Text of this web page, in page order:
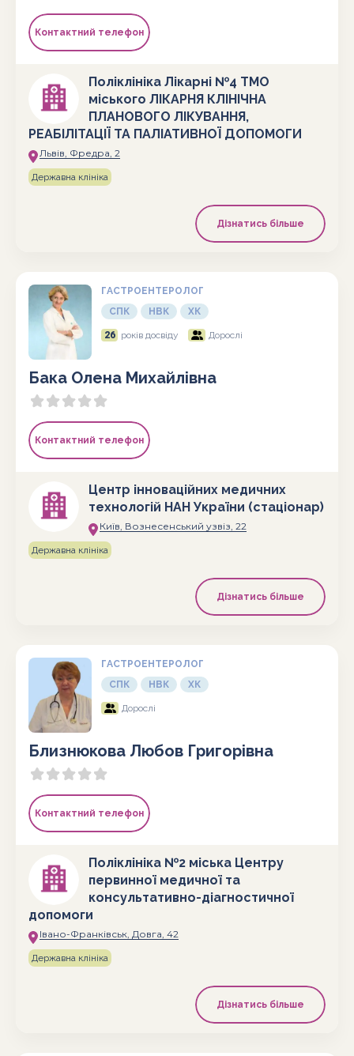
Контактний телефон
Поліклініка Лікарні №4 ТМО
міського ЛІКАРНЯ КЛІНІЧНА
ПЛАНОВОГО ЛІКУВАННЯ,
РЕАБІЛІТАЦІЇ ТА ПАЛІАТИВНОЇ ДОПОМОГИ
Львів, Фредра, 2
Державна клініка
Дізнатись більше
ГАСТРОЕНТЕРОЛОГ
СПК
НВК ХК
26 років досвіду Дорослі
Бака Олена Михайлівна
Контактний телефон
Центр інноваційних медичних
технологій НАН України (стаціонар)
Київ, Вознесенський узвіз, 22
Державна клініка
Дізнатись більше
ГАСТРОЕНТЕРОЛОГ
СПК
НВК ХК
Дорослі
Близнюкова Любов Григорівна
Контактний телефон
Поліклініка №2 міська Центру
первинної медичної та
консультативно-діагностичної
допомоги
Івано-Франківськ, Довга, 42
Державна клініка
Дізнатись більше